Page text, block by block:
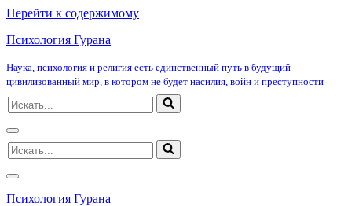
Перейти к содержимому
Психология Гурана
Наука, психология и религия есть единственный путь в будущий
цивилизованный мир, в котором не будет насилия, войн и преступности
Искать...
Меню
навигации
Искать...
Меню
навигации
Психология Гурана